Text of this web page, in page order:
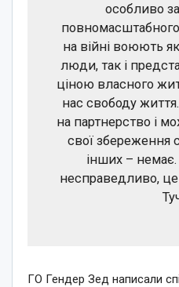
особливо
на війні воюють
люди, так і
ціною власного
нас свободу
на партнерство і
свої збереження
інших –
несправедливо,
ГО Гендер Зед написали